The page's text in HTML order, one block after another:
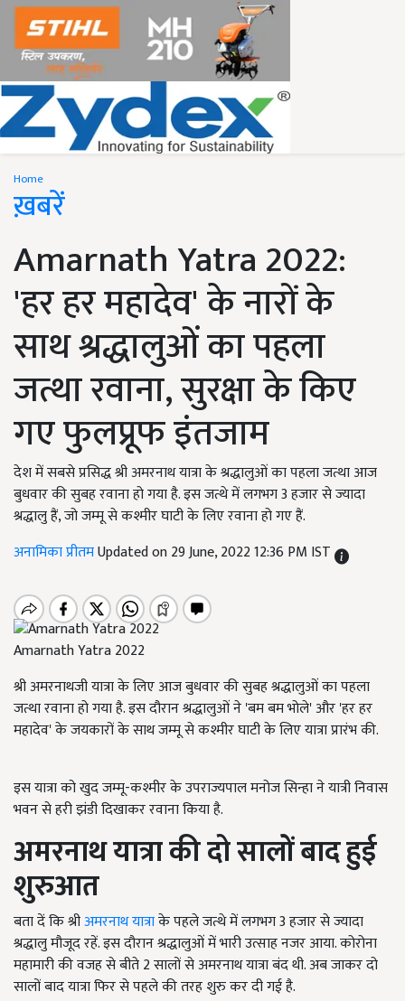
Home
ख़बरें
Amarnath Yatra 2022:
'हर हर महादेव' के नारों के
साथ श्रद्धालुओं का पहला
जत्था रवाना, सुरक्षा के किए
गए फुलप्रूफ इंतजाम
देश में सबसे प्रसिद्ध श्री अमरनाथ यात्रा के श्रद्धालुओं का पहला जत्था आज
बुधवार की सुबह रवाना हो गया है. इस जत्थे में लगभग 3 हजार से ज्यादा
श्रद्धालु हैं, जो जम्मू से कश्मीर घाटी के लिए रवाना हो गए हैं.
अनामिका प्रीतमUpdated on 29 June, 2022 12:36 PM IST
Amarnath Yatra 2022
श्री अमरनाथजी यात्रा के लिए आज बुधवार की सुबह श्रद्धालुओं का पहला
जत्था रवाना हो गया है. इस दौरान श्रद्धालुओं ने 'बम बम भोले' और 'हर हर
महादेव' के जयकारों के साथ जम्मू से कश्मीर घाटी के लिए यात्रा प्रारंभ की.
इस यात्रा को खुद जम्मू-कश्मीर के उपराज्यपाल मनोज सिन्हा ने यात्री निवास
भवन से हरी झंडी दिखाकर रवाना किया है.
अमरनाथ यात्रा की दो सालों बाद हुई
शुरुआत
बता दें कि श्रीअमरनाथ यात्राके पहले जत्थे में लगभग 3 हजार से ज्यादा
श्रद्धालु मौजूद रहें. इस दौरान श्रद्धालुओं में भारी उत्साह नजर आया. कोरोना
महामारी की वजह से बीते 2 सालों से अमरनाथ यात्रा बंद थी. अब जाकर दो
सालों बाद यात्रा फिर से पहले की तरह शुरु कर दी गई है.